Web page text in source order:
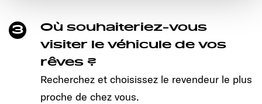
Ermöglichung der Seitennavigation erforderlich sind.
3
Où souhaiteriez-vous
visiter le véhicule de vos
rêves ?
Recherchez et choisissez le revendeur le plus
proche de chez vous.